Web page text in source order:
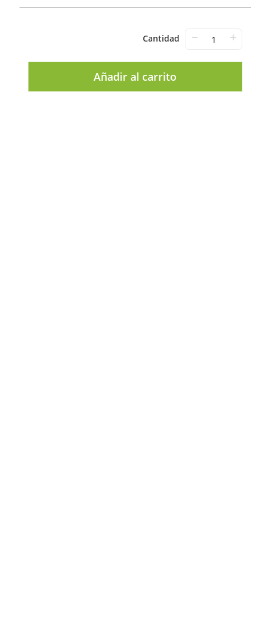
Cantidad − +
Añadir al carrito